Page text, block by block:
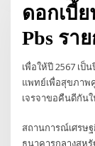
ดอกเบี้
Pbs รา
เพื่อให้ปี 2567 เป็
แพทย์เพื่อสุขภาพ
เจรจาขอคืนดีกัน
สถานการณ์เศรษ
ธนาคารกลางสหรั